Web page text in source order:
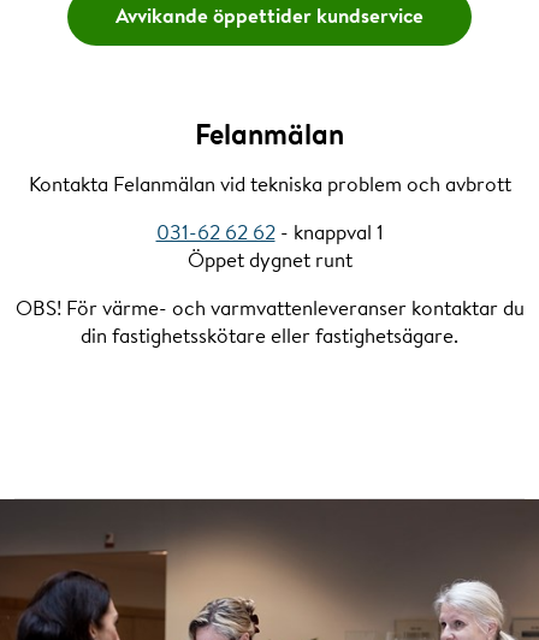
Avvikande öppettider kundservice
Felanmälan
Kontakta Felanmälan vid tekniska problem och avbrott
031-62 62 62- knappval 1
Öppet dygnet runt
OBS! För värme- och varmvattenleveranser kontaktar du
din fastighetsskötare eller fastighetsägare.